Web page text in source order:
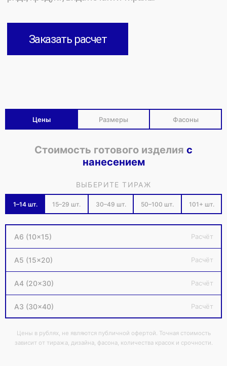
Цены Размеры Фасоны
Стоимость готового изделия с
нанесением
ВЫБЕРИТЕ ТИРАЖ
1–14 шт. 15–29 шт. 30–49 шт. 50–100 шт. 101+ шт.
А6 (10×15) Расчёт
А5 (15×20) Расчёт
А4 (20×30) Расчёт
А3 (30×40) Расчёт
Цены в рублях, не являются публичной офертой. Точная стоимость
зависит от тиража, дизайна, фасона, количества красок и срочности.
Самый креативный и доступный стиль
корпоративных подарков в России.
работ: от визуальной
концепции до реализации.
Мы подберем вариацию под
[ ФУТБОЛКИ ПОЛО НА ЗАКАЗ ]
ОСТАЛИСЬ
ВОПРОСЫ?
Наши заботливые менеджеры помогут вам